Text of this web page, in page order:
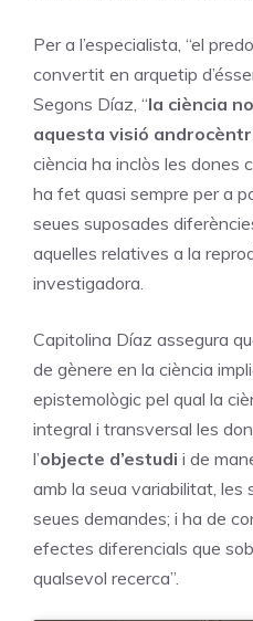
Per a l’especialista, “el
convertit en arquetip
Segons Díaz, “la ciència
aquesta visió
ciència ha inclòs les dones
ha fet quasi sempre per a
seues suposades
aquelles relatives a la
investigadora.
Capitolina Díaz assegura
de gènere en la ciència
epistemològic pel qual la
integral i transversal les
l’objecte d’estudi i de
amb la seua variabilitat, les
seues demandes; i ha de
efectes diferencials que
qualsevol recerca”.